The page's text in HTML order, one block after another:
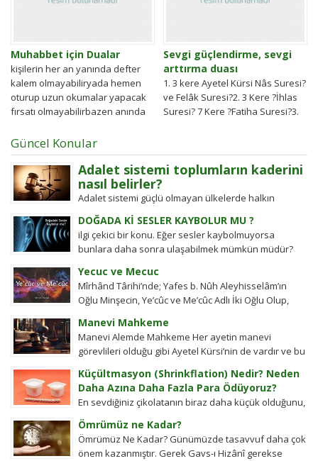
Muhabbet için Dualar
kişilerin her an yanında defter
kalem olmayabiliryada hemen
oturup uzun okumalar yapacak
fırsatı olmayabilirbazen anında
gerekebilir bu...
Sevgi güçlendirme, sevgi
arttırma duası
1. 3 kere Ayetel Kürsi Nâs Suresi?
ve Felâk Suresi?2. 3 Kere ?İhlas
Suresi? 7 Kere ?Fatiha Suresi?3.
Güncel Konular
Adalet sistemi toplumların kaderini
nasıl belirler?
Adalet sistemi güçlü olmayan ülkelerde halkın
değişim gücü tarihten bugüne toplumsal hareketleri
şekillendirdi. Detayları keşfedin!
DOĞADA Kİ SESLER KAYBOLUR MU ?
ilgi çekici bir konu. Eğer sesler kaybolmuyorsa
bunlara daha sonra ulaşabilmek mümkün müdür?
Yecuc ve Mecuc
Mîrhând Târihi’nde; Yafes b. Nûh Aleyhisselâm’ın
Oğlu Minşecin, Ye’cûc ve Me’cûc Adlı İki Oğlu Olup,
Manevi Mahkeme
Manevi Alemde Mahkeme Her ayetin manevi
görevlileri olduğu gibi Ayetel Kürsi’nin de vardır ve bu
Küçültmasyon (Shrinkflation) Nedir? Neden
Daha Azına Daha Fazla Para Ödüyoruz?
En sevdiğiniz çikolatanın biraz daha küçük olduğunu,
aynı büyüklükteki pakette daha az bisküvi
bulunduğunu veya cips torbalarının daha fazla
hava...
Ömrümüz ne Kadar?
Ömrümüz Ne Kadar? Günümüzde tasavvuf daha çok
önem kazanmıştır. Gerek Gavs-ı Hizânî gerekse